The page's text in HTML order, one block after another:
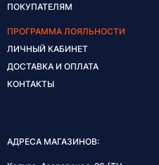
ПОКУПАТЕЛЯМ
ПРОГРАММА ЛОЯЛЬНОСТИ
ЛИЧНЫЙ КАБИНЕТ
ДОСТАВКА И ОПЛАТА
КОНТАКТЫ
АДРЕСА МАГАЗИНОВ: